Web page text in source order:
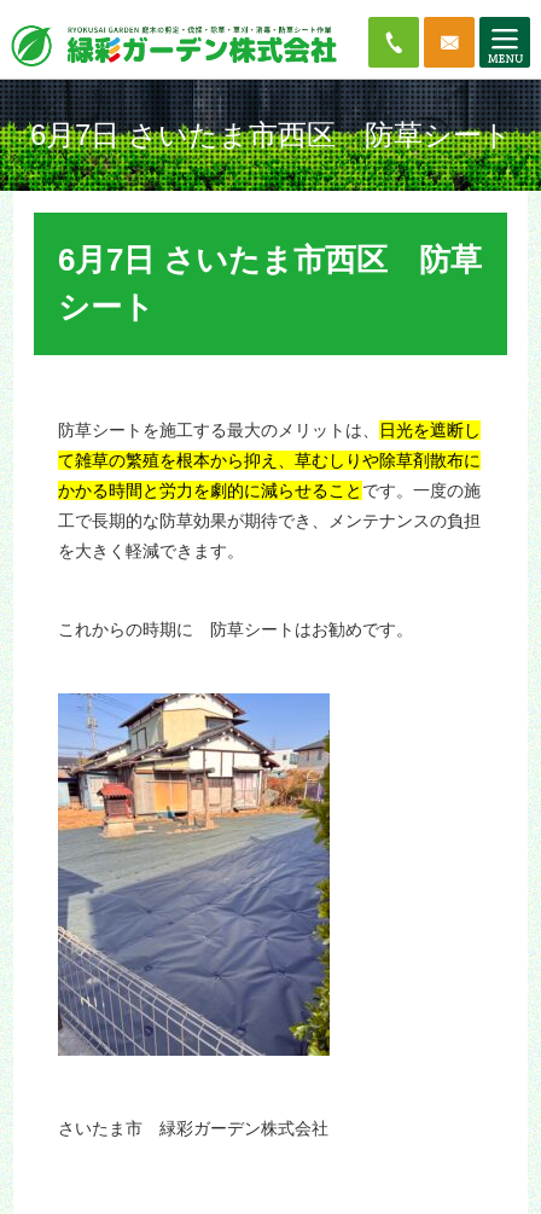
6月7日 さいたま市西区 防草シート
6月7日 さいたま市西区 防草
シート
防草シートを施工する最大のメリットは、
日光を遮断し
て雑草の繁殖を根本から抑え、草むしりや除草剤散布に
かかる時間と労力を劇的に減らせること です。一度の施
工で長期的な防草効果が期待でき、メンテナンスの負担
を大きく軽減できます。
これからの時期に 防草シートはお勧めです。
さいたま市 緑彩ガーデン株式会社